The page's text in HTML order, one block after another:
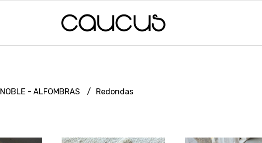
NOBLE - ALFOMBRAS Redondas